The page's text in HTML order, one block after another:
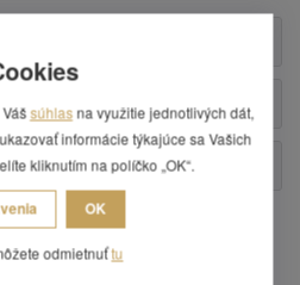
súhlas na využitie jednotlivých dát,
informácie týkajúce sa Vašich
kliknutím na políčko „OK“.
OK
odmietnuťtu